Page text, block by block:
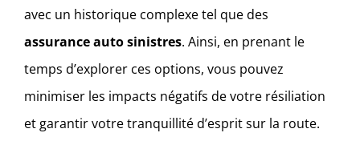
avec un historique complexe tel que des
assurance auto sinistres. Ainsi, en prenant le
temps d’explorer ces options, vous pouvez
minimiser les impacts négatifs de votre résiliation
et garantir votre tranquillité d’esprit sur la route.